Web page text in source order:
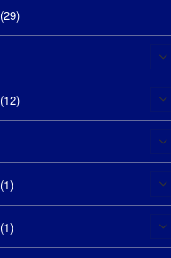
(13)
(2)
(5)
(62)
(5)
(2)
(2)
(1)
(1)
(2)
(5)
(8)
(29)
(1)
(12)
(1)
(1)